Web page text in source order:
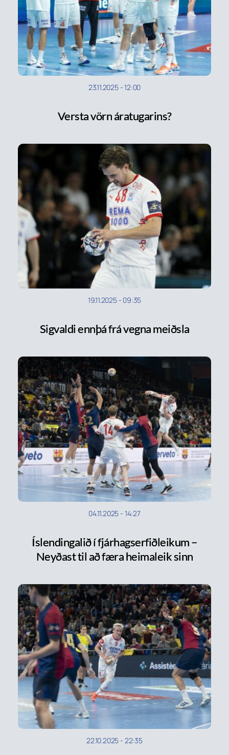
23.11.2025-12:00
Versta vörn áratugarins?
19.11.2025- 09:35
Sigvaldi ennþá frá vegna meiðsla
04.11.2025 - 14:27
Íslendingalið í fjárhagserfiðleikum –
Neyðast til að færa heimaleik sinn
22.10.2025 - 22:35